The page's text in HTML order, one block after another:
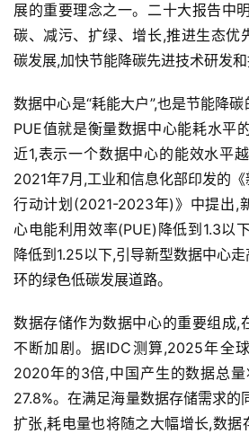
展的重要理念之一。二十大报告中
碳、减污、扩绿、增长,推进生态优
碳发展,加快节能降碳先进技术研发和
数据中心是“耗能大户”,也是节能降碳
PUE值就是衡量数据中心能耗水平
近1,表示一个数据中心的能效水平
2021年7月,工业和信息化部印发的
行动计划(2021-2023年)》中提出,
心电能利用效率(PUE)降低到1.3以
降低到1.25以下,引导新型数据中心
环的绿色低碳发展道路。
数据存储作为数据中心的重要组成,
不断加剧。据IDC测算,2025年全
2020年的3倍,中国产生的数据总
27.8%。在满足海量数据存储需求的
扩张,耗电量也将随之大幅增长,数据